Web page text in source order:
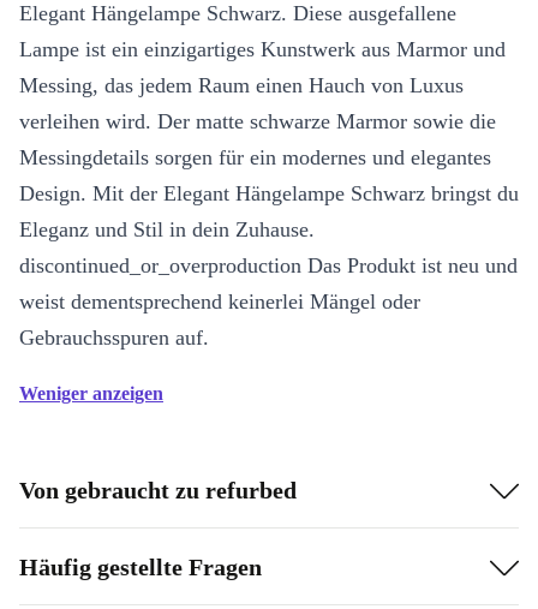
Elegant Hängelampe Schwarz. Diese ausgefallene
Lampe ist ein einzigartiges Kunstwerk aus Marmor und
Messing, das jedem Raum einen Hauch von Luxus
verleihen wird. Der matte schwarze Marmor sowie die
Messingdetails sorgen für ein modernes und elegantes
Design. Mit der Elegant Hängelampe Schwarz bringst du
Eleganz und Stil in dein Zuhause.
discontinued_or_overproduction Das Produkt ist neu und
weist dementsprechend keinerlei Mängel oder
Gebrauchsspuren auf.
Weniger anzeigen
Von gebraucht zu refurbed
Häufig gestellte Fragen